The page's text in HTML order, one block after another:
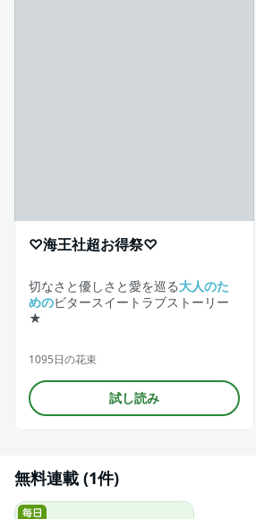
♡海王社超お得祭♡
切なさと優しさと愛を巡る大人のた
めのビタースイートラブストーリー
★
1095日の花束
試し読み
無料連載 (1件)